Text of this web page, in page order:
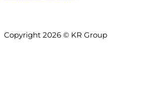
Copyright 2026 © KR Group